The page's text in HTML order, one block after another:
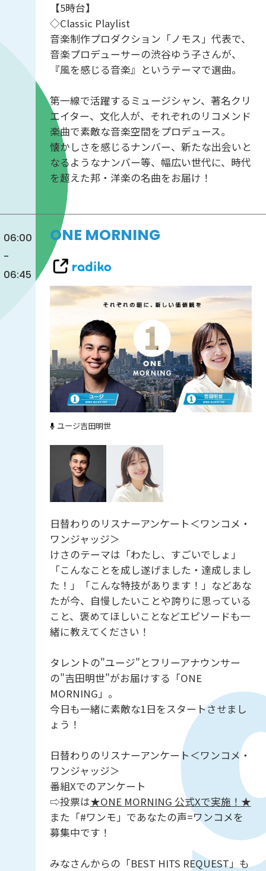
【5時台】
◇Classic Playlist
音楽制作プロダクション「ノモス」代表で、
音楽プロデューサーの渋谷ゆう子さんが、
『風を感じる音楽』というテーマで選曲。
第一線で活躍するミュージシャン、著名クリ
エイター、文化人が、それぞれのリコメンド
楽曲で素敵な音楽空間をプロデュース。
懐かしさを感じるナンバー、新たな出会いと
なるようなナンバー等、幅広い世代に、時代
を超えた邦・洋楽の名曲をお届け！
06:00
-
06:45
ONE MORNING
ユージ吉田明世
日替わりのリスナーアンケート＜ワンコメ・
ワンジャッジ＞
けさのテーマは「わたし、すごいでしょ」
「こんなことを成し遂げました・達成しまし
た！」「こんな特技があります！」などあな
たが今、自慢したいことや誇りに思っている
こと、褒めてほしいことなどエピソードも一
緒に教えてください！
タレントの"ユージ"とフリーアナウンサー
の"吉田明世"がお届けする「ONE
MORNING」。
今日も一緒に素敵な1日をスタートさせまし
ょう！
日替わりのリスナーアンケート＜ワンコメ・
ワンジャッジ＞
番組Xでのアンケート
⇨投票は★ONE MORNING 公式Xで実施！★
また「#ワンモ」であなたの声=ワンコメを
募集中です！
みなさんからの「BEST HITS REQUEST」も